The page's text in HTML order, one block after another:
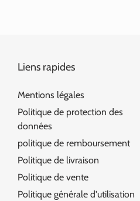
Liens rapides
Mentions légales
Politique de protection des
données
politique de remboursement
Politique de livraison
Politique de vente
Politique générale d'utilisation